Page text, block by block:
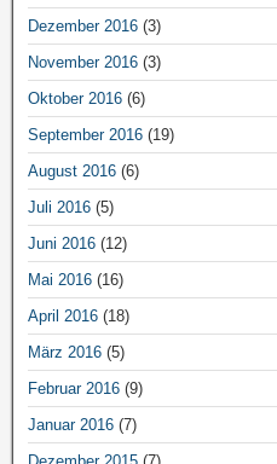
Dezember 2016 (3)
November 2016 (3)
Oktober 2016 (6)
September 2016 (19)
August 2016 (6)
Juli 2016 (5)
Juni 2016 (12)
Mai 2016 (16)
April 2016 (18)
März 2016 (5)
Februar 2016 (9)
Januar 2016 (7)